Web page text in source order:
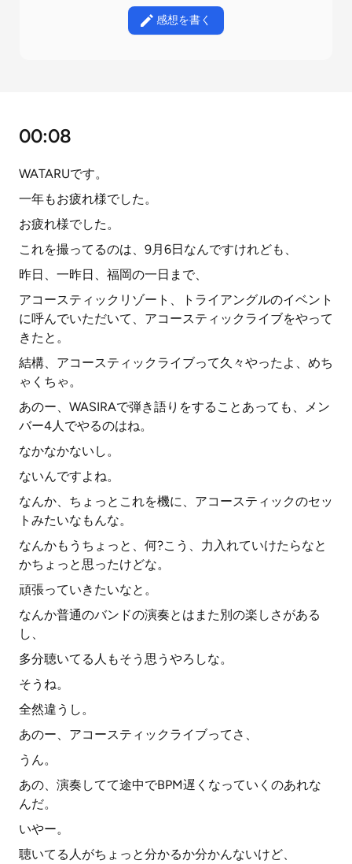
感想を書く
00:08
WATARUです。
一年もお疲れ様でした。
お疲れ様でした。
これを撮ってるのは、9月6日なんですけれども、
昨日、一昨日、福岡の一日まで、
アコースティックリゾート、トライアングルのイベント
に呼んでいただいて、アコースティックライブをやって
きたと。
結構、アコースティックライブって久々やったよ、めち
ゃくちゃ。
あのー、WASIRAで弾き語りをすることあっても、メン
バー4人でやるのはね。
なかなかないし。
ないんですよね。
なんか、ちょっとこれを機に、アコースティックのセッ
トみたいなもんな。
なんかもうちょっと、何?こう、力入れていけたらなと
かちょっと思ったけどな。
頑張っていきたいなと。
なんか普通のバンドの演奏とはまた別の楽しさがある
し、
多分聴いてる人もそう思うやろしな。
そうね。
全然違うし。
あのー、アコースティックライブってさ、
うん。
あの、演奏してて途中でBPM遅くなっていくのあれな
んだ。
いやー。
聴いてる人がちょっと分かるか分かんないけど、